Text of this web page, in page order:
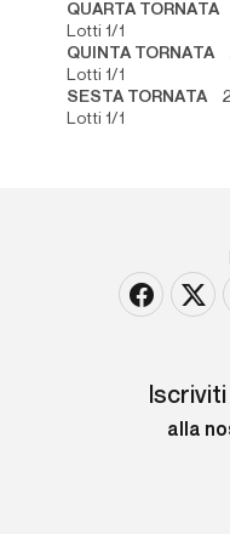
QUARTA TORNATA
Lotti 1/1
QUINTA TORNATA
Lotti 1/1
SESTA TORNATA
Lotti 1/1
alla